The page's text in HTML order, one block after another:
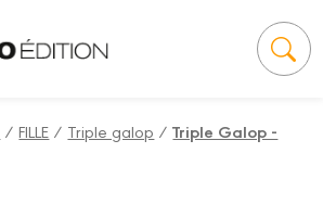
/FILLE / Triple galop /Triple Galop -